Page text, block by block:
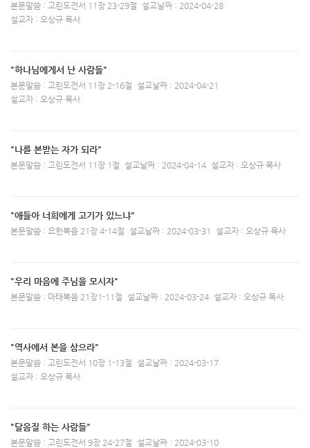
본문말씀 : 고린도전서 11장 23-29절
설교날짜 : 2024-04-28
설교자 : 오상규 목사
"하나님에게서 난 사람들"
본문말씀 : 고린도전서 11장 2-16절
설교날짜 : 2024-04-21
설교자 : 오상규 목사
"나를 본받는 자가 되라"
본문말씀 : 고린도전서 11장 1절 설교날짜 : 2024-04-14 설교자 : 오상규 목사
"애들아 너희에게 고기가 있느냐"
본문말씀 : 요한복음 21장 4-14절 설교날짜 : 2024-03-31 설교자 : 오상규 목사
"우리 마음에 주님을 모시자"
본문말씀 : 마태복음 21장1-11절 설교날짜 : 2024-03-24 설교자 : 오상규 목사
"역사에서 본을 삼으라"
본문말씀 : 고린도전서 10장 1-13절
설교날짜 : 2024-03-17
설교자 : 오상규 목사
"달음질 하는 사람들"
본문말씀 : 고린도전서 9장 24-27절
설교날짜 : 2024-03-10